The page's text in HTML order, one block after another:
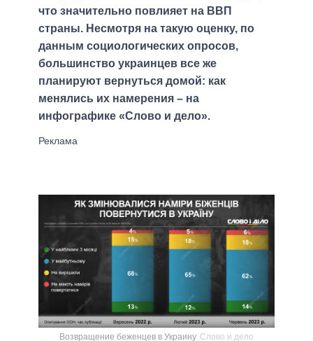
что значительно повлияет на ВВП
страны. Несмотря на такую оценку, по
данным социологических опросов,
большинство украинцев все же
планируют вернуться домой: как
менялись их намерения – на
инфографике «Слово и дело».
Возвращение беженцев в Украину Слово и дело